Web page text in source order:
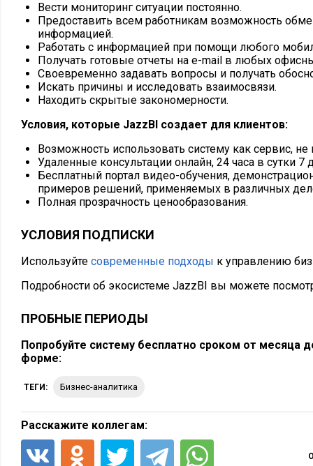
Вести мониторинг ситуации постоянно.
Предоставить всем работникам возможность
информацией.
Работать с информацией при помощи любого
Получать готовые отчеты на e-mail в любых
Своевременно задавать вопросы и получать
Искать причины и исследовать взаимосвязи.
Находить скрытые закономерности.
Условия, которые JazzBI создает для клиентов:
Возможность использовать систему как сервис, не
Удаленные консультации онлайн, 24 часа в сутки
Бесплатный портал видео-обучения,
примеров решений, применяемых в различных
Полная прозрачность ценообразования.
УСЛОВИЯ ПОДПИСКИ
Используйте современные подходы к управлению
Подробности об экосистеме JazzBI вы можете
ПРОБНЫЕ ПЕРИОДЫ
Попробуйте систему бесплатно сроком от месяца
форме:
ТЕГИ: бизнес-аналитика
Расскажите коллегам: